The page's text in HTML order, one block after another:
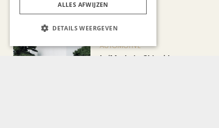
AUTOMOTIVE
Is ‘Made in China’ het
ALLES AFWIJZEN
DETAILS WEERGEVEN